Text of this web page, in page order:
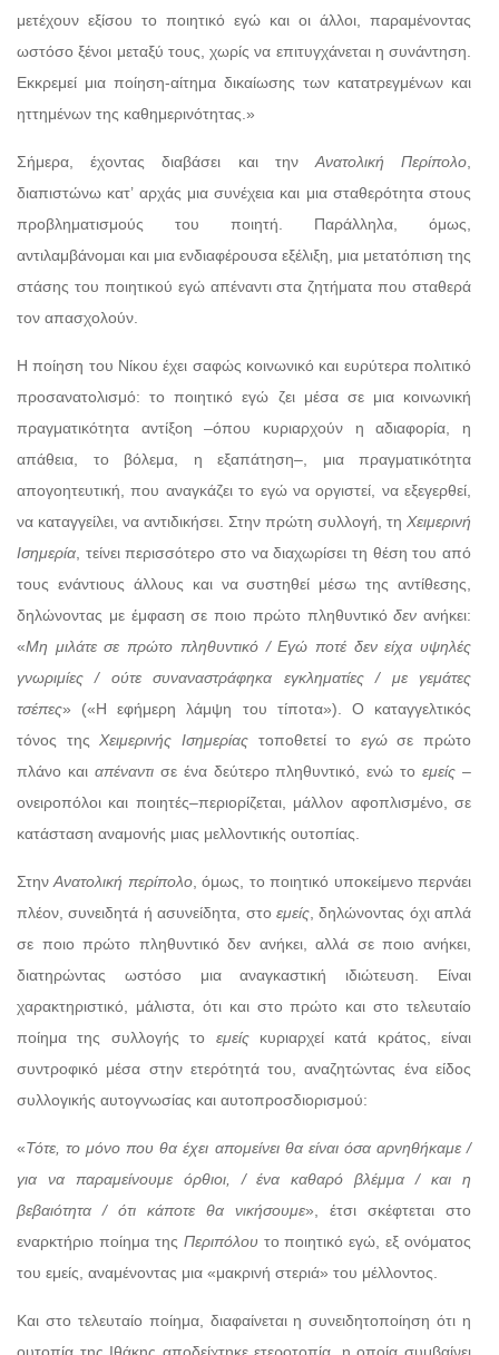
μετέχουν εξίσου το ποιητικό εγώ και οι άλλοι, παραμένοντας
ωστόσο ξένοι μεταξύ τους, χωρίς να επιτυγχάνεται η συνάντηση.
Εκκρεμεί μια ποίηση-αίτημα δικαίωσης των κατατρεγμένων και
ηττημένων της καθημερινότητας.»
Σήμερα, έχοντας διαβάσει και τηνΑνατολική Περίπολο,
διαπιστώνω κατ’ αρχάς μια συνέχεια και μια σταθερότητα στους
προβληματισμούς του ποιητή. Παράλληλα, όμως,
αντιλαμβάνομαι και μια ενδιαφέρουσα εξέλιξη, μια μετατόπιση της
στάσης του ποιητικού εγώ απέναντι στα ζητήματα που σταθερά
τον απασχολούν.
Η ποίηση του Νίκου έχει σαφώς κοινωνικό και ευρύτερα πολιτικό
προσανατολισμό: το ποιητικό εγώ ζει μέσα σε μια κοινωνική
πραγματικότητα αντίξοη –όπου κυριαρχούν η αδιαφορία, η
απάθεια, το βόλεμα, η εξαπάτηση–, μια πραγματικότητα
απογοητευτική, που αναγκάζει το εγώ να οργιστεί, να εξεγερθεί,
να καταγγείλει, να αντιδικήσει. Στην πρώτη συλλογή, τη Χειμερινή
Ισημερία, τείνει περισσότερο στο να διαχωρίσει τη θέση του από
τους ενάντιους άλλους και να συστηθεί μέσω της αντίθεσης,
δηλώνοντας με έμφαση σε ποιο πρώτο πληθυντικόδεν ανήκει:
«Μη μιλάτε σε πρώτο πληθυντικό / Εγώ ποτέ δεν είχα υψηλές
γνωριμίες / ούτε συναναστράφηκα εγκληματίες / με γεμάτες
τσέπες» («Η εφήμερη λάμψη του τίποτα»). Ο καταγγελτικός
τόνος τηςΧειμερινής Ισημερίαςτοποθετεί το εγώσε πρώτο
πλάνο και απέναντισε ένα δεύτερο πληθυντικό, ενώ τοεμείς –
ονειροπόλοι και ποιητές–περιορίζεται, μάλλον αφοπλισμένο, σε
κατάσταση αναμονής μιας μελλοντικής ουτοπίας.
ΣτηνΑνατολική περίπολο, όμως, το ποιητικό υποκείμενο περνάει
πλέον, συνειδητά ή ασυνείδητα, στο εμείς, δηλώνοντας όχι απλά
σε ποιο πρώτο πληθυντικό δεν ανήκει, αλλά σε ποιο ανήκει,
διατηρώντας ωστόσο μια αναγκαστική ιδιώτευση. Είναι
χαρακτηριστικό, μάλιστα, ότι και στο πρώτο και στο τελευταίο
ποίημα της συλλογής το εμείςκυριαρχεί κατά κράτος, είναι
συντροφικό μέσα στην ετερότητά του, αναζητώντας ένα είδος
συλλογικής αυτογνωσίας και αυτοπροσδιορισμού:
«Τότε, το μόνο που θα έχει απομείνει θα είναι όσα αρνηθήκαμε /
για να παραμείνουμε όρθιοι, / ένα καθαρό βλέμμα / και η
βεβαιότητα / ότι κάποτε θα νικήσουμε», έτσι σκέφτεται στο
εναρκτήριο ποίημα της Περιπόλου το ποιητικό εγώ, εξ ονόματος
του εμείς, αναμένοντας μια «μακρινή στεριά» του μέλλοντος.
Και στο τελευταίο ποίημα, διαφαίνεται η συνειδητοποίηση ότι η